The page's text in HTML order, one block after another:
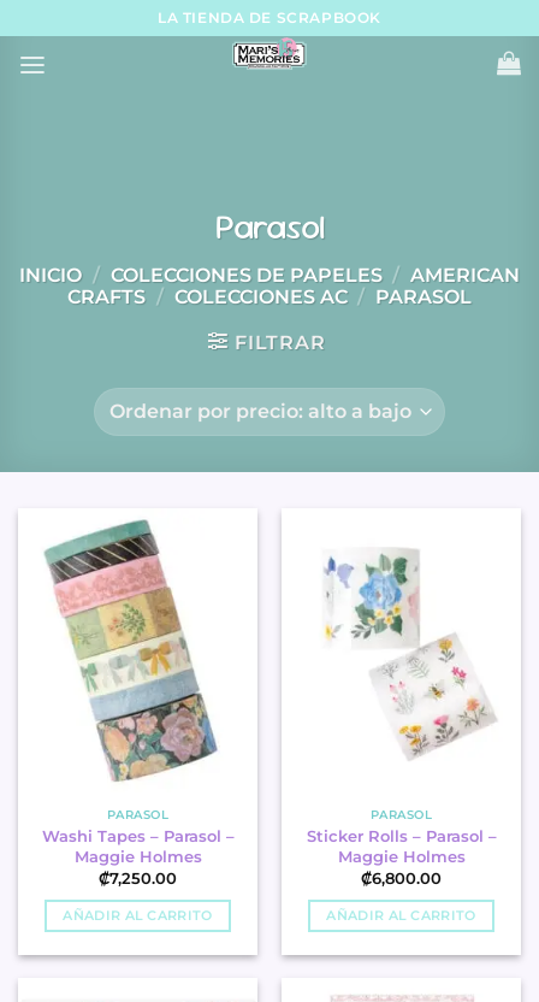
to
content
LA TIENDA DE SCRAPBOOK
Parasol
INICIO / COLECCIONES DE PAPELES / AMERICAN
CRAFTS / COLECCIONES AC / PARASOL
FILTRAR
PARASOL
Washi Tapes – Parasol –
Maggie Holmes
₡7,250.00
AÑADIR AL CARRITO
PARASOL
Sticker Rolls – Parasol –
Maggie Holmes
₡6,800.00
AÑADIR AL CARRITO